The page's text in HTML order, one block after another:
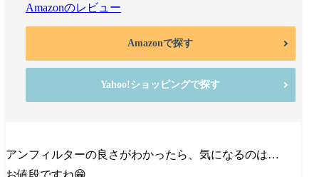
Amazonのレビュー
Amazonで探す
Yahoo!ショッピングで探す
アンフィルターの良さがわかったら、気になるのは…
お値段ですね😁